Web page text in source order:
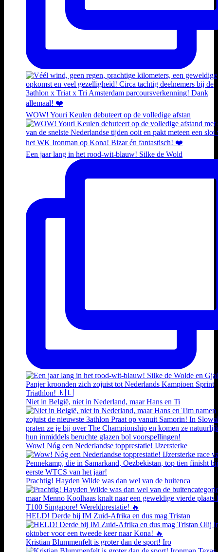
WOW! Youri Keulen debuteert op de volledige afstan
Een jaar lang in het rood-wit-blauw! Silke de Wold
Niet in België, niet in Nederland, maar Hans en Ti
Wow! Nóg een Nederlandse topprestatie! IJzersterke
Prachtig! Hayden Wilde was dan wel van de buitenca
HELD! Derde bij IM Zuid-Afrika en dus mag Tristan
Kristian Blummenfelt is groter dan de sport! Iro